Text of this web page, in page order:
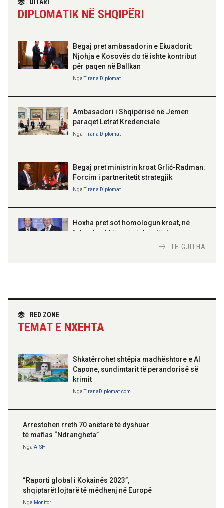
09:52 06-08-2026
Përmbarimi Shtetëror, 22 zyra në
vendimeve të gjykatave
09:50 06-08-2026
Sejko: TIPS Clone do të ulë
mund të kursejë deri në 38
Skënderbeut dhe Ismail
Kosovë!
100-vjetori i themelimit të
Urdhrit të Skënderbeut
DITARI
DIPLOMATIK NË SHQIPËRI
Begaj pret ambasadorin e Ekuadorit:
Njohja e Kosovës do të ishte kontribut
për paqen në Ballkan
NgaTirana Diplomat
Ambasadori i Shqipërisë në Jemen
paraqet Letrat Kredenciale
NgaTirana Diplomat
Begaj pret ministrin kroat Grlić-Radman:
Forcim i partneritetit strategjik
NgaTirana Diplomat
Hoxha pret sot homologun kroat, në
fokus bashkëpunimi dypalësh
partneritetit strategjik
TË GJITHA
RED ZONE
TEMAT E NXEHTA
Shkatërrohet shtëpia madhështore e Al
Capone, sundimtarit të perandorisë së
krimit
NgaTiranaDiplomat.com
Arrestohen rreth 70 anëtarë të dyshuar
të mafias “Ndrangheta”
Nga ATSH
“Raporti global i Kokainës 2023”,
shqiptarët lojtarë të mëdhenj në Europë
Nga Monitor